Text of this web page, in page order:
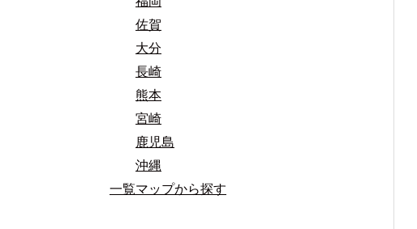
佐賀
大分
長崎
熊本
宮崎
鹿児島
沖縄
一覧マップから探す